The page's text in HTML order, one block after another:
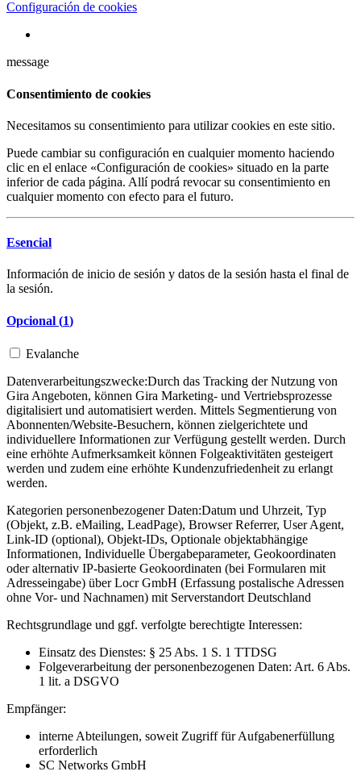
Configuración de cookies
message
Consentimiento de cookies
Necesitamos su consentimiento para utilizar cookies en este sitio.
Puede cambiar su configuración en cualquier momento haciendo
clic en el enlace «Configuración de cookies» situado en la parte
inferior de cada página. Allí podrá revocar su consentimiento en
cualquier momento con efecto para el futuro.
Esencial
Información de inicio de sesión y datos de la sesión hasta el final de
la sesión.
Opcional (1)
Evalanche
Datenverarbeitungszwecke:Durch das Tracking der Nutzung von
Gira Angeboten, können Gira Marketing- und Vertriebsprozesse
digitalisiert und automatisiert werden. Mittels Segmentierung von
Abonnenten/Website-Besuchern, können zielgerichtete und
individuellere Informationen zur Verfügung gestellt werden. Durch
eine erhöhte Aufmerksamkeit können Folgeaktivitäten gesteigert
werden und zudem eine erhöhte Kundenzufriedenheit zu erlangt
werden.
Kategorien personenbezogener Daten:Datum und Uhrzeit, Typ
(Objekt, z.B. eMailing, LeadPage), Browser Referrer, User Agent,
Link-ID (optional), Objekt-IDs, Optionale objektabhängige
Informationen, Individuelle Übergabeparameter, Geokoordinaten
oder alternativ IP-basierte Geokoordinaten (bei Formularen mit
Adresseingabe) über Locr GmbH (Erfassung postalische Adressen
ohne Vor- und Nachnamen) mit Serverstandort Deutschland
Rechtsgrundlage und ggf. verfolgte berechtigte Interessen:
Einsatz des Dienstes: § 25 Abs. 1 S. 1 TTDSG
Folgeverarbeitung der personenbezogenen Daten: Art. 6 Abs.
1 lit. a DSGVO
Empfänger:
interne Abteilungen, soweit Zugriff für Aufgabenerfüllung
erforderlich
SC Networks GmbH